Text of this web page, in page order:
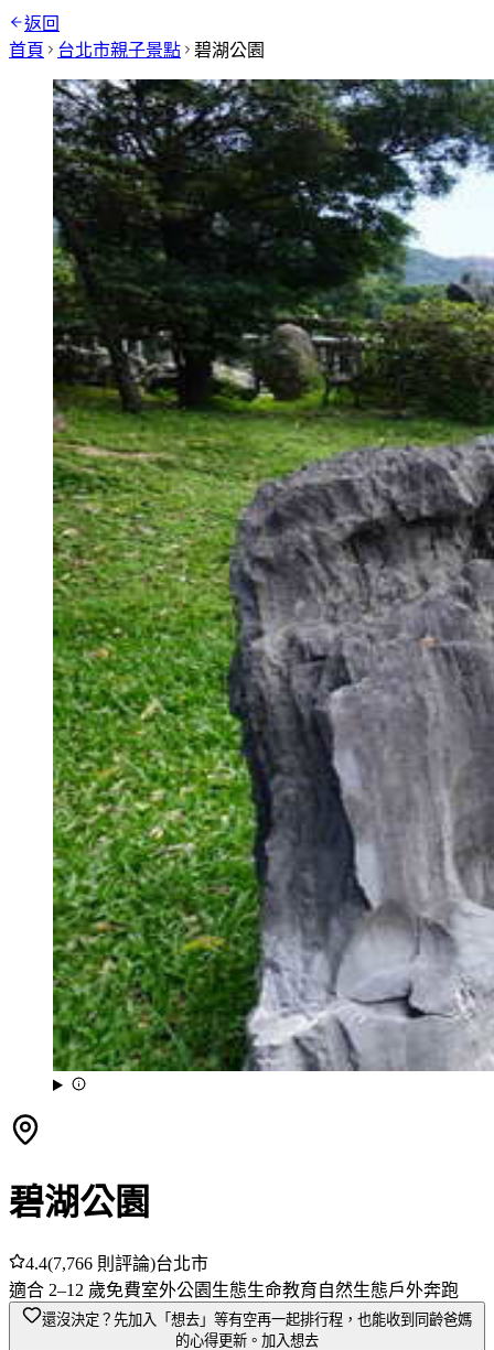
返回
首頁
台北市親子景點 碧湖公園
碧湖公園
4.4(7,766 則評論)台北市
適合 2–12 歲免費室外公園 生態生命教育自然生態戶外奔跑
還沒決定？先加入「想去」 等有空再一起排行程，也能收到同齡爸媽
的心得更新。 加入想去